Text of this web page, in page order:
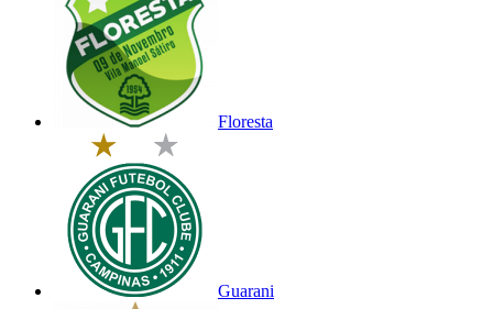
Floresta
Guarani